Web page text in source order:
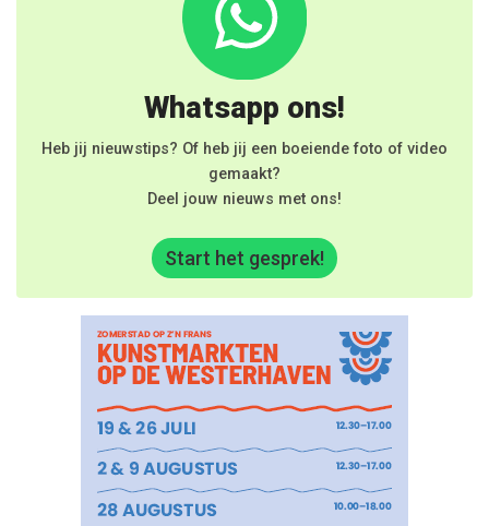
Whatsapp ons!
Heb jij nieuwstips? Of heb jij een boeiende foto of video
gemaakt?
Deel jouw nieuws met ons!
Start het gesprek!